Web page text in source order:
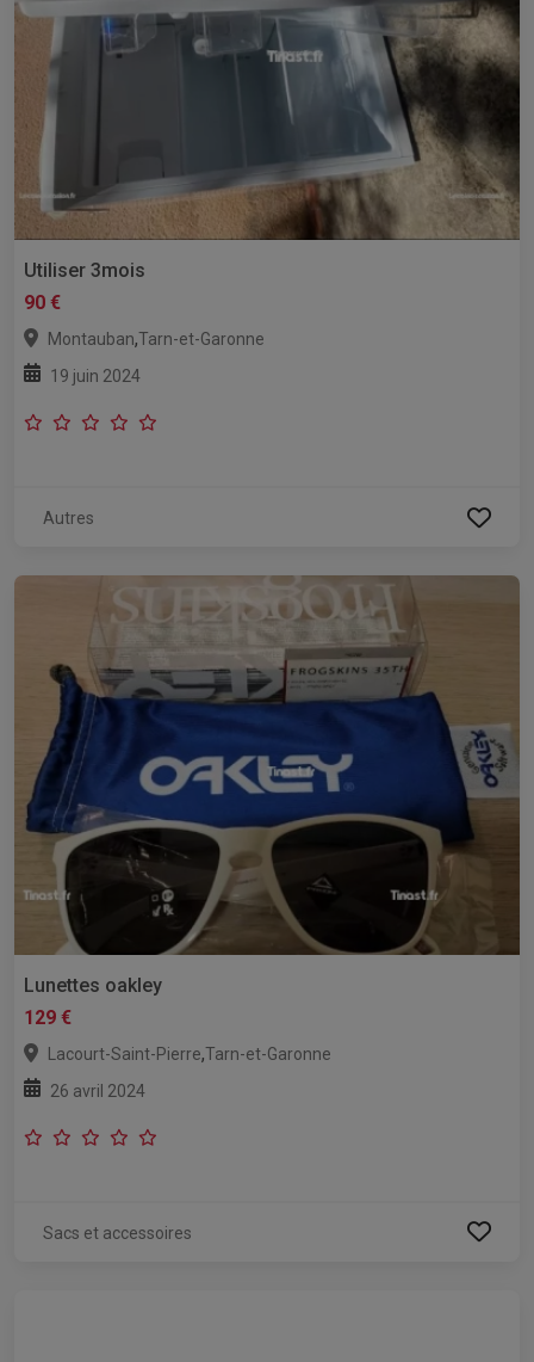
Utiliser 3mois
90 €
Montauban,Tarn-et-Garonne
19 juin 2024
Autres
Lunettes oakley
129 €
Lacourt-Saint-Pierre,Tarn-et-Garonne
26 avril 2024
Sacs et accessoires